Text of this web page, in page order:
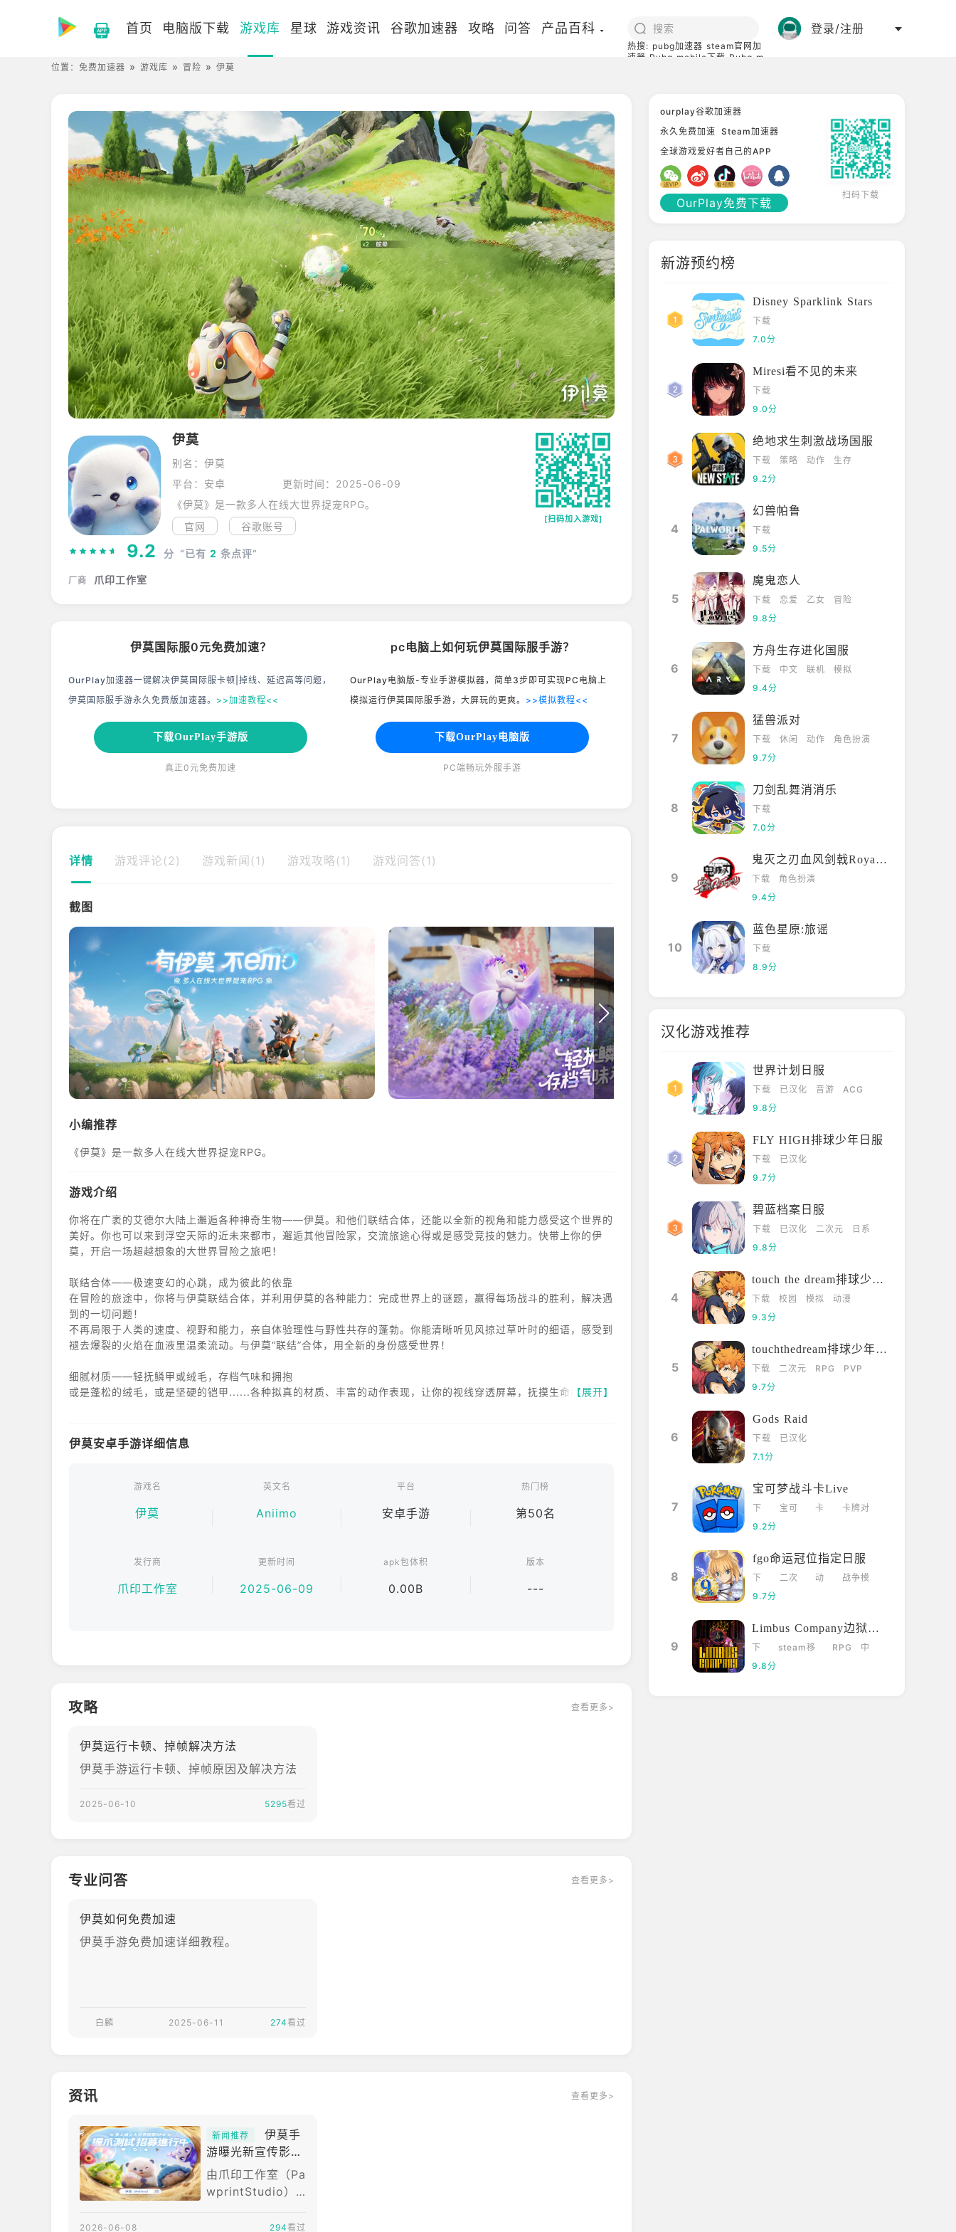
首页 电脑版下载 游戏库 星球 游戏资讯 谷歌加速器 攻略 问答 产品百科
热搜: pubg加速器 steam官网加
速器 Pubg mobile下载 Pubg m
登录/注册
位置： 免费加速器 游戏库 冒险 伊莫
伊莫
别名：伊莫
平台：安卓
更新时间：2025-06-09
《伊莫》是一款多人在线大世界捉宠RPG。
官网
谷歌账号
[扫码加入游戏]
9.2 分 “已有 2 条点评”
厂商 爪印工作室
伊莫国际服0元免费加速？
OurPlay加速器一键解决伊莫国际服卡顿|掉线、延迟高等问题，
伊莫国际服手游永久免费版加速器。 >>加速教程<<
下载OurPlay手游版
真正0元免费加速
pc电脑上如何玩伊莫国际服手游？
OurPlay电脑版-专业手游模拟器，简单3步即可实现PC电脑上
模拟运行伊莫国际服手游，大屏玩的更爽。 >>模拟教程<<
下载OurPlay电脑版
PC端畅玩外服手游
详情 游戏评论(2) 游戏新闻(1) 游戏攻略(1) 游戏问答(1)
截图
小编推荐
《伊莫》是一款多人在线大世界捉宠RPG。
游戏介绍
你将在广袤的艾德尔大陆上邂逅各种神奇生物——伊莫。和他们联结合体，还能以全新的视角和能力感受这个世界的
美好。你也可以来到浮空天际的近未来都市，邂逅其他冒险家，交流旅途心得或是感受竞技的魅力。快带上你的伊
莫，开启一场超越想象的大世界冒险之旅吧！
联结合体——极速变幻的心跳，成为彼此的依靠
在冒险的旅途中，你将与伊莫联结合体，并利用伊莫的各种能力：完成世界上的谜题，赢得每场战斗的胜利，解决遇
到的一切问题！
不再局限于人类的速度、视野和能力，亲自体验理性与野性共存的蓬勃。你能清晰听见风掠过草叶时的细语，感受到
褪去爆裂的火焰在血液里温柔流动。与伊莫“联结”合体，用全新的身份感受世界！
细腻材质——轻抚鳞甲或绒毛，存档气味和拥抱
或是蓬松的绒毛，或是坚硬的铠甲......各种拟真的材质、丰富的动作表现，让你的视线穿透屏幕，抚摸生命的灵动。
鲸落浅滩的羞羞獭最爱调皮捣蛋，从高处把同伴推到水里；口哨鸥家族爱凑热闹，中高低音合奏出偶尔搞怪的乐曲。
闯关、竞速、发现宝箱...涌现式探索，让旅途的每一步都不无聊；滑翔、潜泳、钻地...多种地图交互，所见之处皆可
世界很大，就在脚下！回应这个世界，更回应不断追逐未知的自己。
【展开】
伊莫安卓手游详细信息
游戏名
伊莫
英文名
Aniimo
平台
安卓手游
热门榜
第50名
发行商
爪印工作室
更新时间
2025-06-09
apk包体积
0.00B
版本
---
攻略 查看更多>
伊莫运行卡顿、掉帧解决方法
伊莫手游运行卡顿、掉帧原因及解决方法
2025-06-10 5295看过
专业问答 查看更多>
伊莫如何免费加速
伊莫手游免费加速详细教程。
白麟 2025-06-11 274看过
资讯 查看更多>
新闻推荐
游曝光新宣传影片
全球「握爪测试」
即日起展开招募
由爪印工作室（Pa
wprintStudio）
宠大世界RPG《伊
2026-06-08 294看过
ourplay谷歌加速器
永久免费加速 Steam加速器
全球游戏爱好者自己的APP
OurPlay免费下载
扫码下载
新游预约榜
Disney Sparklink Stars
下载
7.0分
Miresi看不见的未来
下载
9.0分
绝地求生刺激战场国服
下载 策略 动作
生存
9.2分
4
幻兽帕鲁
下载
9.5分
5
魔鬼恋人
下载 恋爱 乙女
冒险
9.8分
6
方舟生存进化国服
下载 中文 联机
模拟
9.4分
7
猛兽派对
下载 休闲 动作
角色扮演
9.7分
8
刀剑乱舞消消乐
下载
7.0分
9
鬼灭之刃血风剑戟Royale国际服
下载
角色扮演
9.4分
10
蓝色星原:旅谣
下载
8.9分
汉化游戏推荐
世界计划日服
下载 已汉化 音游
ACG
9.8分
FLY HIGH排球少年日服
下载
已汉化
9.7分
碧蓝档案日服
下载 已汉化 二次元
日系
9.8分
4
touch the dream排球少年韩服
下载 校园 模拟
动漫
9.3分
5
touchthedream排球少年日服
下载 二次元 RPG
PVP
9.7分
6
Gods Raid
下载
已汉化
7.1分
7
宝可梦战斗卡Live
下
载
宝可
卡
卡牌对
9.2分
8
fgo命运冠位指定日服
下
载
二次
动
战争模
9.7分
9
Limbus Company边狱巴士
下
载
steam移
RPG
中
9.8分